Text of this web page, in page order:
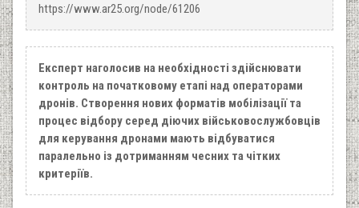
https://www.ar25.org/node/61206
Експерт наголосив на необхідності здійснювати
контроль на початковому етапі над операторами
дронів. Створення нових форматів мобілізації та
процес відбору серед діючих військовослужбовців
для керування дронами мають відбуватися
паралельно із дотриманням чесних та чітких
критеріїв.